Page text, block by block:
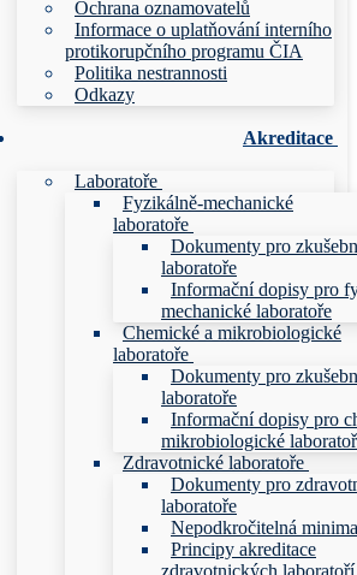
Ochrana oznamovatelů
Informace o uplatňování interního
protikorupčního programu ČIA
Politika nestrannosti
Odkazy
Akreditace
Laboratoře
Fyzikálně-mechanické
laboratoře
Dokumenty pro
laboratoře
Informační dopisy pro
mechanické laboratoře
Chemické a mikrobiologické
laboratoře
Dokumenty pro
laboratoře
Informační dopisy pro
mikrobiologické
Zdravotnické laboratoře
Dokumenty pro
laboratoře
Nepodkročitelná minima
Principy akreditace
zdravotnických laboratoří